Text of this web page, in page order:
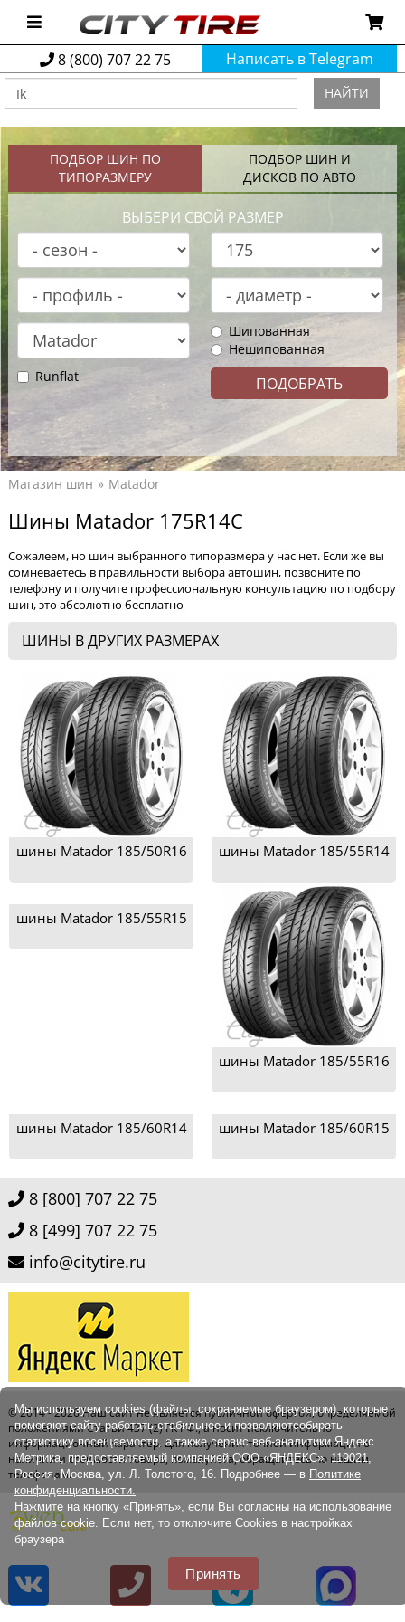
8 (800) 707 22 75 Написать в Telegram
НАЙТИ
ПОДБОР ШИН ПО
ТИПОРАЗМЕРУ
ПОДБОР ШИН И
ДИСКОВ ПО АВТО
ВЫБЕРИ СВОЙ РАЗМЕР
Шипованная
Нешипованная
Runflat
Магазин шин Matador
Шины Matador 175R14C
Сожалеем, но шин выбранного типоразмера у нас нет. Если же вы
сомневаетесь в правильности выбора автошин, позвоните по
телефону и получите профессиональную консультацию по подбору
шин, это абсолютно бесплатно
ШИНЫ В ДРУГИХ РАЗМЕРАХ
шины Matador 185/50R16 шины Matador 185/55R14
шины Matador 185/55R15
шины Matador 185/55R16
шины Matador 185/60R14 шины Matador 185/60R15
8 [800] 707 22 75
8 [499] 707 22 75
info@citytire.ru
© 2014 - 2026Наш сайт не является публичной офертой, определяемой
положениями Статьи 437 (2) ГК РФ., а носит исключительно
информационный характер. Для получения точной информации о
наличии и стоимости товара, пожалуйста, обращайтесь по нашим
телефонам.
Мы используем cookies (файлы, сохраняемые браузером), которые
помогают сайту работать стабильнее и позволяютсобирать
статистику посещаемости, а также сервис веб-аналитики Яндекс
Метрика, предоставляемый компанией ООО «ЯНДЕКС», 119021,
Россия, Москва, ул. Л. Толстого, 16. Подробнее — в Политике
конфиденциальности.
Нажмите на кнопку «Принять», если Вы согласны на использование
файлов cookie. Если нет, то отключите Cookies в настройках
браузера
Принять